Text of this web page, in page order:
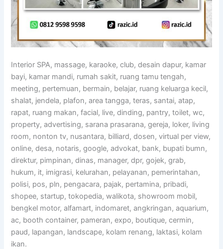
Interior SPA, massage, karaoke, club, desain dapur, kamar
bayi, kamar mandi, rumah sakit, ruang tamu tengah,
meeting, pertemuan, bermain, belajar, ruang keluarga kecil,
shalat, jendela, plafon, area tangga, teras, santai, atap,
rapat, ruang makan, facial, live, dinding, pantry, toilet, wc,
property, advertising, sarana prasarana, gereja, loker, living
room, nonton tv, nusantara, billiard, dosen, virtual per view,
online, desa, notaris, google, advokat, bank, bupati bumn,
direktur, pimpinan, dinas, manager, dpr, gojek, grab,
hukum, it, imigrasi, kelurahan, pelayanan, pemerintahan,
polisi, pos, pln, pengacara, pajak, pertamina, pribadi,
shopee, startup, tokopedia, walikota, showroom mobil,
bengkel motor, alfamart, indomaret, angkringan, aquarium,
ac, booth container, pameran, expo, boutique, cermin,
paud, lapangan, landscape, kolam renang, laktasi, kolam
ikan.